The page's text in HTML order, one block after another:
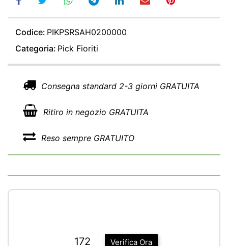
Codice: PIKPSRSAH0200000
Categoria: Pick Fioriti
Consegna standard 2-3 giorni GRATUITA
Ritiro in negozio GRATUITA
Reso sempre GRATUITO
Verifica Ora
172